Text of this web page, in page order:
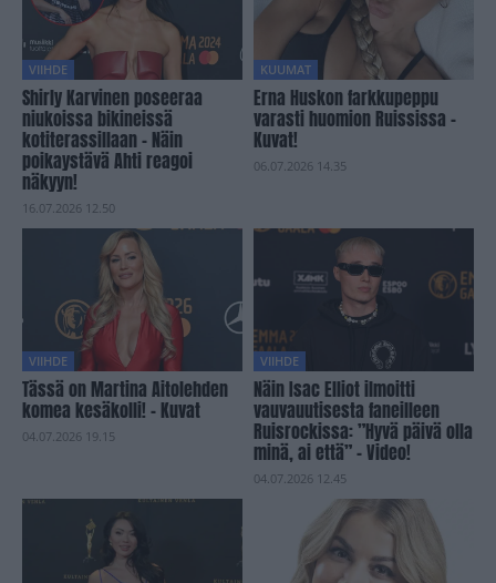
VIIHDE
Shirly Karvinen poseeraa
niukoissa bikineissä
kotiterassillaan – Näin
poikaystävä Ahti reagoi
näkyyn!
16.07.2026 12.50
KUUMAT
Erna Huskon farkkupeppu
varasti huomion Ruississa –
Kuvat!
06.07.2026 14.35
VIIHDE
Tässä on Martina Aitolehden
komea kesäkolli! – Kuvat
04.07.2026 19.15
VIIHDE
Näin Isac Elliot ilmoitti
vauvauutisesta faneilleen
Ruisrockissa: ”Hyvä päivä olla
minä, ai että” – Video!
04.07.2026 12.45